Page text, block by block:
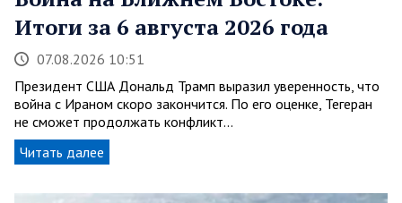
Итоги за 6 августа 2026 года
07.08.2026 10:51
Президент США Дональд Трамп выразил уверенность, что
война с Ираном скоро закончится. По его оценке, Тегеран
не сможет продолжать конфликт…
Читать далее